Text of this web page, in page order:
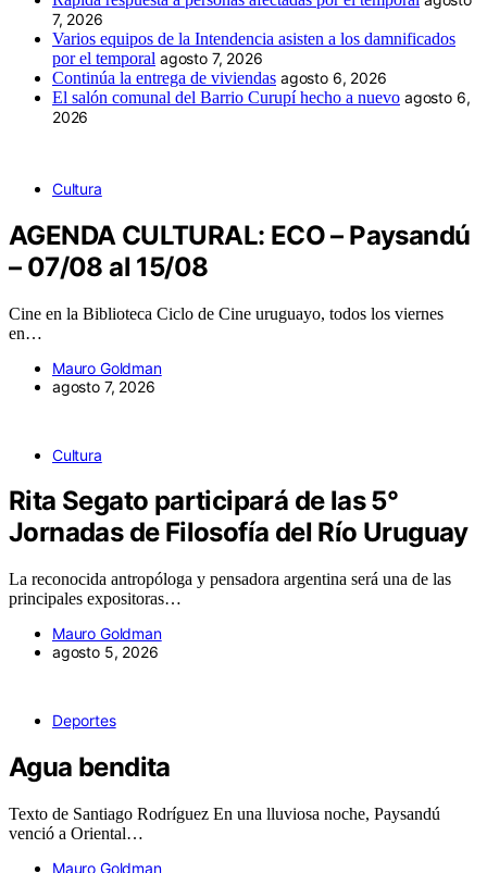
7, 2026
Varios equipos de la Intendencia asisten a los damnificados
por el temporal agosto 7, 2026
Continúa la entrega de viviendas agosto 6, 2026
El salón comunal del Barrio Curupí hecho a nuevo agosto 6,
2026
Cultura
AGENDA CULTURAL: ECO – Paysandú
– 07/08 al 15/08
Cine en la Biblioteca Ciclo de Cine uruguayo, todos los viernes
en…
Mauro Goldman
agosto 7, 2026
Cultura
Rita Segato participará de las 5°
Jornadas de Filosofía del Río Uruguay
La reconocida antropóloga y pensadora argentina será una de las
principales expositoras…
Mauro Goldman
agosto 5, 2026
Deportes
Agua bendita
Texto de Santiago Rodríguez En una lluviosa noche, Paysandú
venció a Oriental…
Mauro Goldman